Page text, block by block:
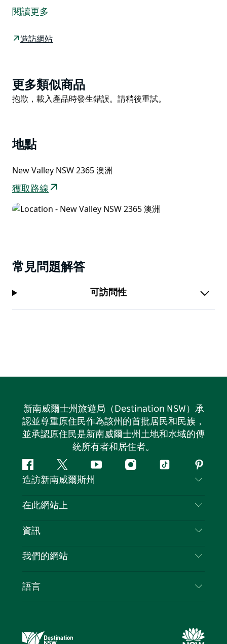
相關資訊。
爾（Inverell）以南半小時車程，風景原始而優美。新谷
山谷到山頂，一路美景盡收眼底。如果您正在尋找自然仙
境，體驗最純粹的澳洲叢林露營，那麼這裡就是您的理想
之選。這棟牧場景色壯麗，甚至曾出現在電視節目《農夫
抵達。部分營地每次僅限一組客人使用，其他營地則環繞
著大型水壩，空間仍十分寬敞。所有營地都交通便利，即
使是底盤較高的兩輛驅動車也能輕鬆通行。溪流和岩石景
色迷人，定能讓您享受數小時的樂趣。牧場提供釣魚之
旅，需額外付費，且必須遵守「釣後放生」的原則，並需
事先與房東溝通。
閱讀更多
造訪網站
Product
List
更多類似商品
Product
抱歉，載入產品時發生錯誤。請稍後重試。
地點
New Valley NSW 2365 澳洲
獲取路線
常見問題解答
可訪問性
新南威爾士州旅遊局（Destination NSW）承
認並尊重原住民作為該州的首批居民和民族，
並承認原住民是新南威爾士州土地和水域的傳
統所有者和居住者。
Facebook嘰
嘰
喳
Youtube Instagram
抖
造訪新南威爾斯州
聯絡我們
隱私
Cookie 通知
在此網站上
目的地
新南威爾斯州公路旅行
活動
資訊
旅行資訊
新南威爾斯的商業
我們的網站
語言